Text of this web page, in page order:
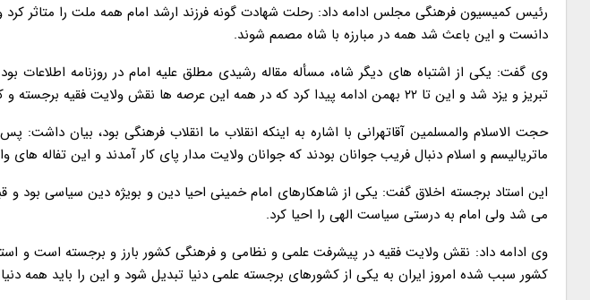
رئیس کمیسیون فرهنگی مجلس ادامه داد: رحلت شهادت گونه فرزند ارشد امام همه ملت را متاثر کرد
دانست و این باعث شد همه در مبارزه با شاه مصمم شوند.
وی گفت: یکی از اشتباه های دیگر شاه، مسأله مقاله رشیدی مطلق علیه امام در روزنامه
تبریز و یزد شد و این تا ۲۲ بهمن ادامه پیدا کرد که در همه این عرصه ها نقش ولایت فقیه برجسته و کلیدی بود.
حجت الاسلام والمسلمین آقاتهرانی با اشاره به اینکه انقلاب ما انقلاب فرهنگی بود، بیان داشت:
ماتریالیسم و اسلام دنبال فریب جوانان بودند که جوانان ولایت مدار پای کار آمدند و این تفاله های
این استاد برجسته اخلاق گفت: یکی از شاهکارهای امام خمینی احیا دین و‌ بویژه دین سیاسی بود و
می شد ولی امام به درستی سیاست الهی را احیا کرد.
وی ادامه داد: نقش ولایت فقیه در پیشرفت علمی و نظامی و فرهنگی کشور بارز و برجسته‌ است و
کشور سبب شده امروز ایران به یکی از کشورهای برجسته علمی دنیا تبدیل شود و این را باید همه دنیا